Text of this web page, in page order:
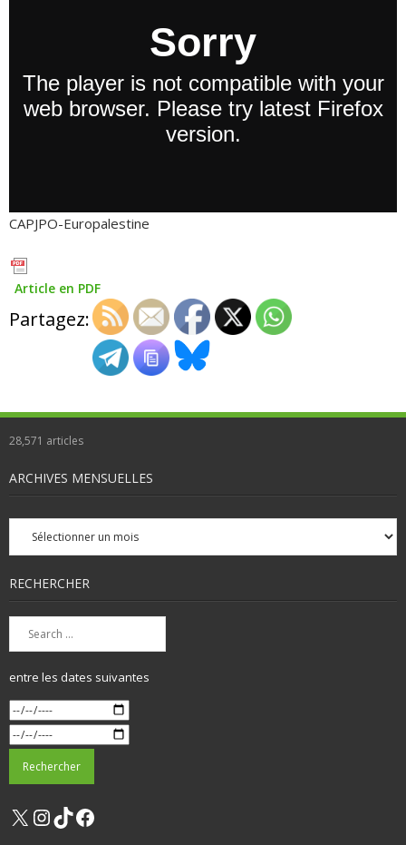
CAPJPO-Europalestine
Article en PDF
Partagez:
28,571 articles
ARCHIVES MENSUELLES
Archives
mensuelles
RECHERCHER
entre les dates suivantes
X Instagram
TikTok